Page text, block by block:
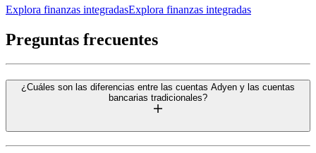
Explora finanzas integradasExplora finanzas integradas
Preguntas frecuentes
¿Cuáles son las diferencias entre las cuentas Adyen y las cuentas
bancarias tradicionales?